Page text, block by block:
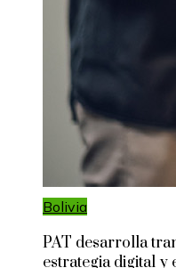
Bolivia
PAT desarrolla
estrategia digital y